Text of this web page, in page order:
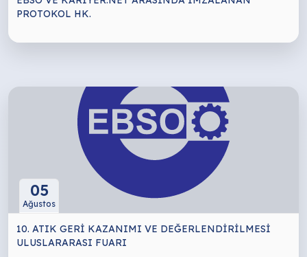
PROTOKOL HK.
05
Ağustos
10. ATIK GERİ KAZANIMI VE DEĞERLENDİRİLMESİ
ULUSLARARASI FUARI